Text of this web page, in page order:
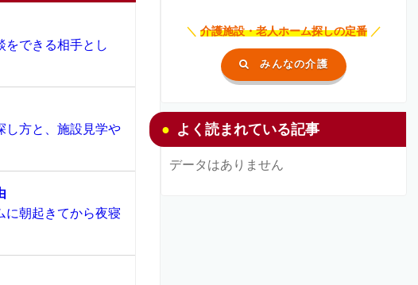
をできる相手とし
し方と、施設見学や
に朝起きてから夜寝
＼ 介護施設・老人ホーム探しの定番 ／
みんなの介護
よく読まれている記事
データはありません